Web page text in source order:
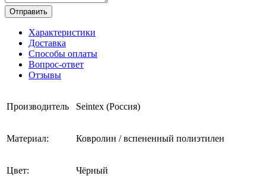
Отправить
Характеристики
Доставка
Способы оплаты
Вопрос-ответ
Отзывы
Производитель Seintex (Россия)
Материал: Ковролин / вспененный полиэтилен
Цвет: Чёрный